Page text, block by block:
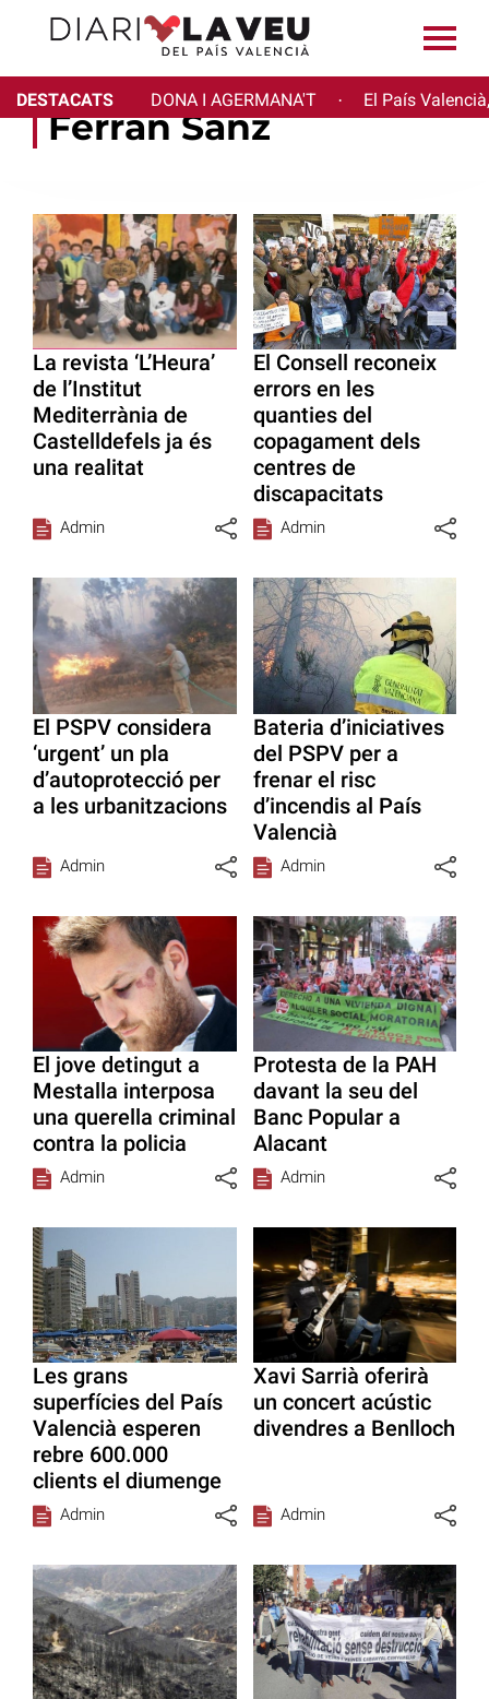
DESTACATS DONA I AGERMANA'T · El País
Ferran Sanz
La revista ‘L’Heura’
de l’Institut
Mediterrània de
Castelldefels ja és
una realitat
Admin
El Consell reconeix
errors en les
quanties del
copagament dels
centres de
discapacitats
Admin
El PSPV considera
‘urgent’ un pla
d’autoprotecció per
a les urbanitzacions
Admin
Bateria d’iniciatives
del PSPV per a
frenar el risc
d’incendis al País
Valencià
Admin
El jove detingut a
Mestalla interposa
una querella criminal
contra la policia
Admin
Protesta de la PAH
davant la seu del
Banc Popular a
Alacant
Admin
Les grans
superfícies del País
Valencià esperen
rebre 600.000
clients el diumenge
Admin
Xavi Sarrià oferirà
un concert acústic
divendres a Benlloch
Admin